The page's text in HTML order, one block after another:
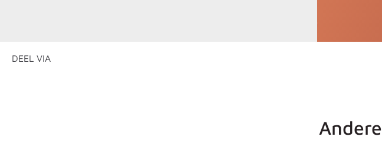
DEEL VIA
Andere